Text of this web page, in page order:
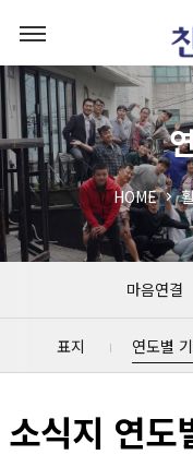
HOME
마음연결
표지 연도별
소식지 연도